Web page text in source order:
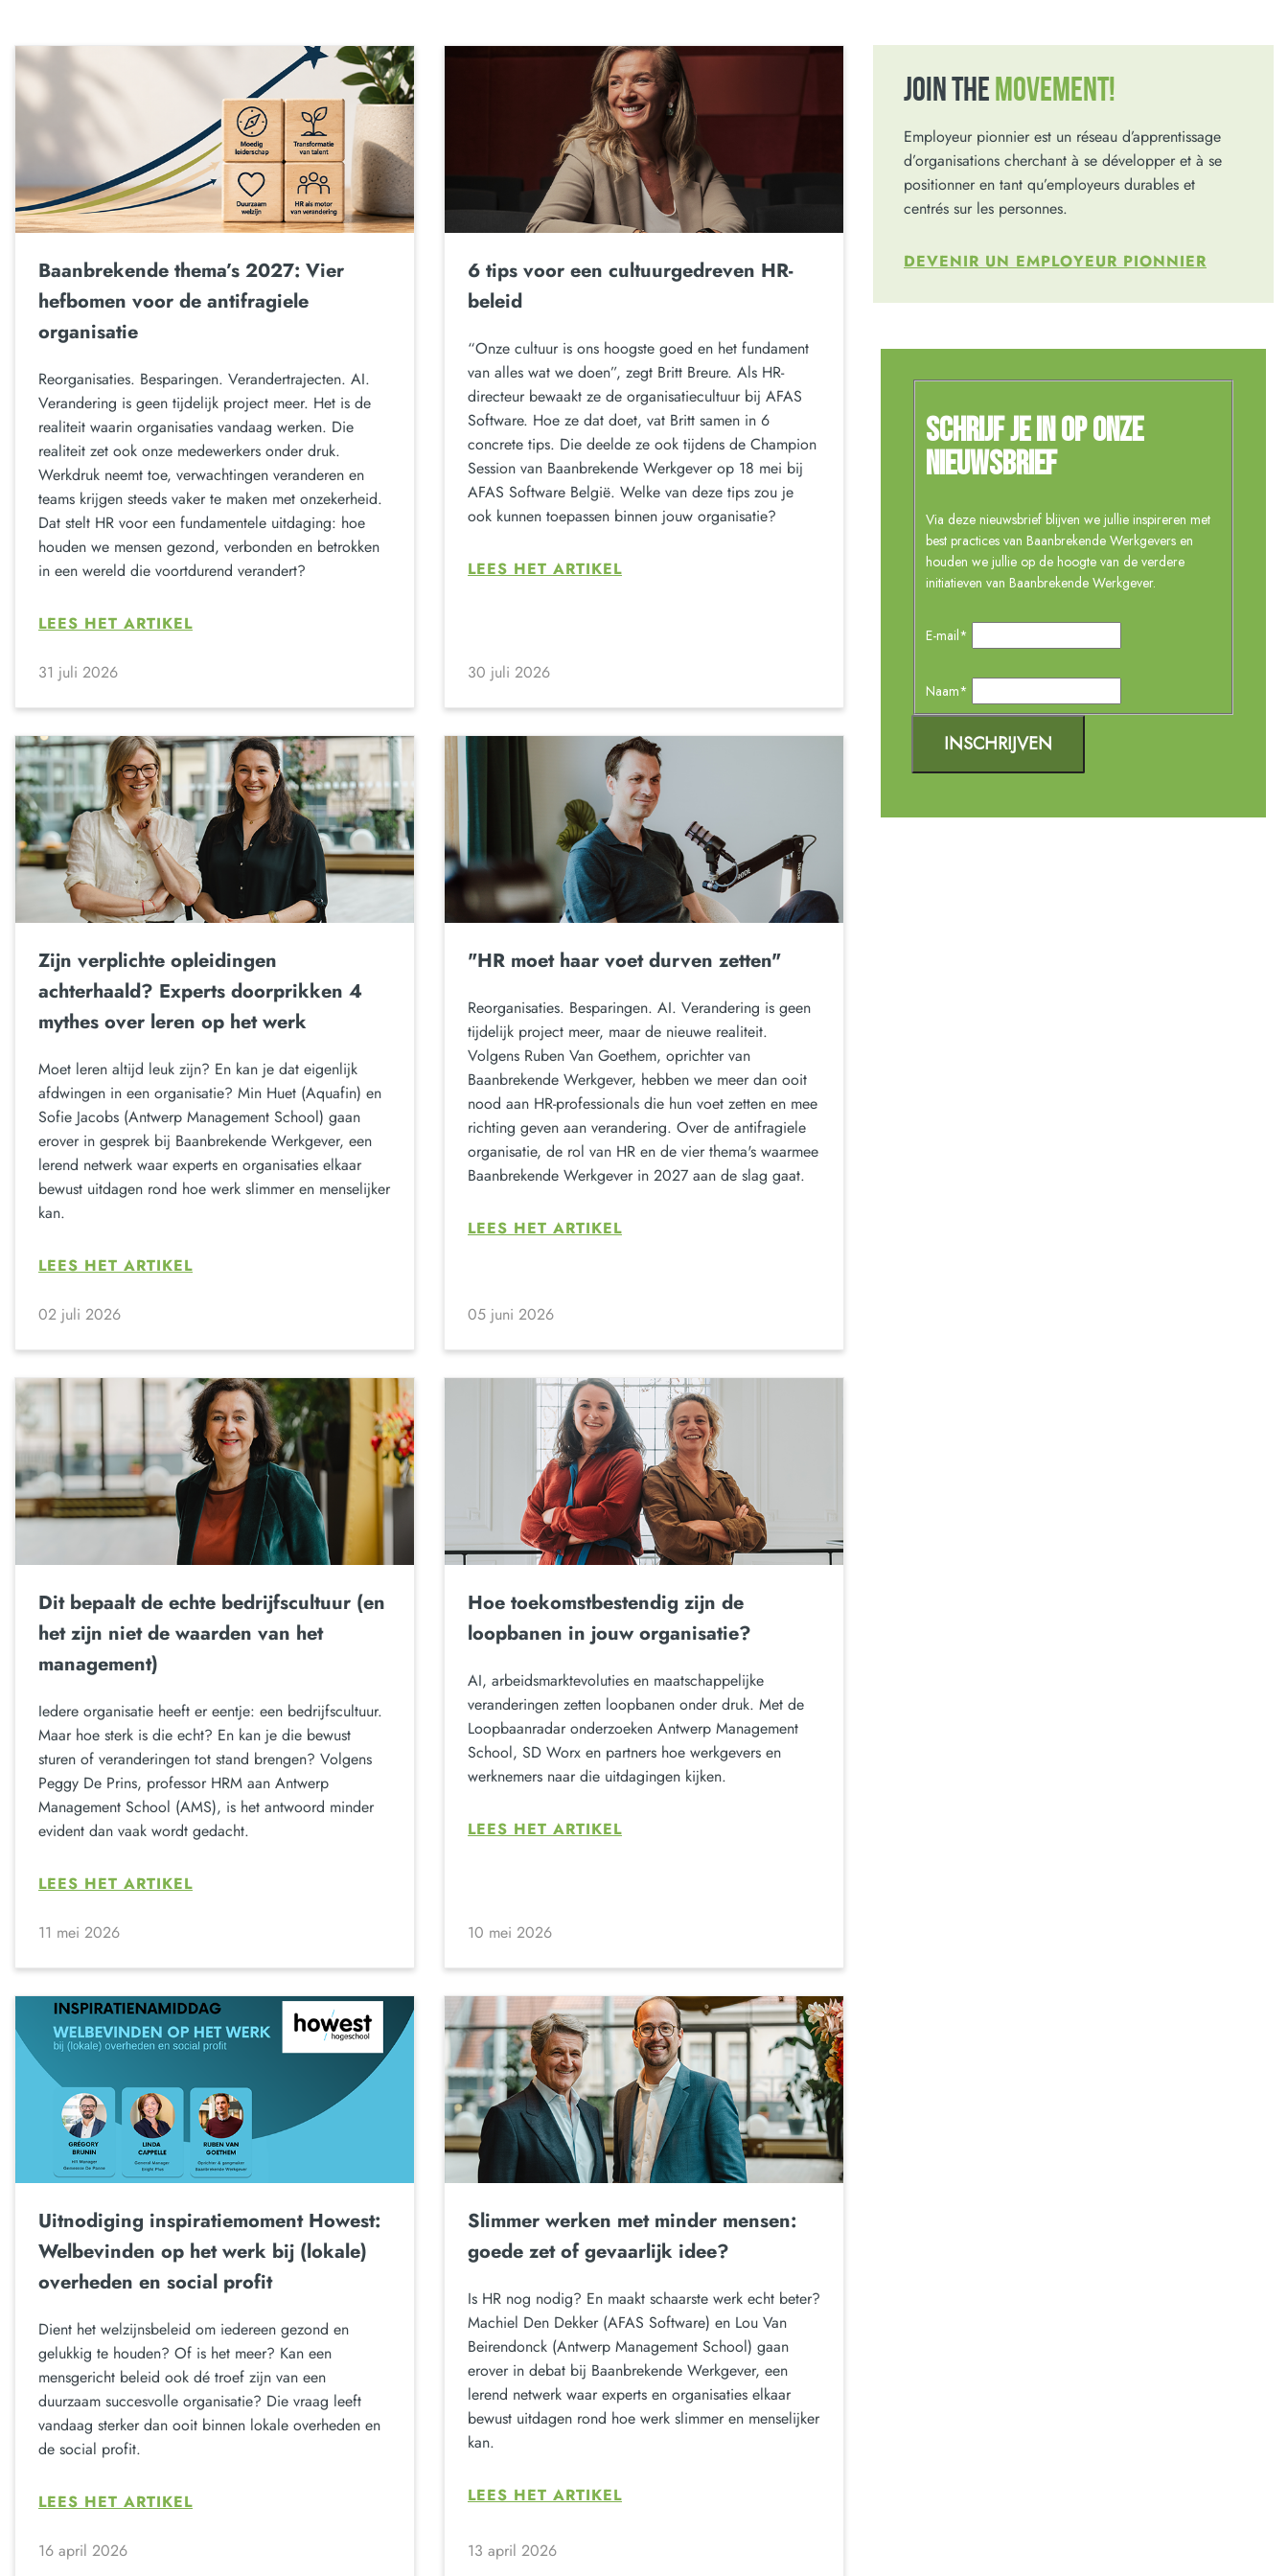
Baanbrekende thema’s 2027: Vier
hefbomen voor de antifragiele
organisatie
Reorganisaties. Besparingen. Verandertrajecten. AI.
Verandering is geen tijdelijk project meer. Het is de
realiteit waarin organisaties vandaag werken. Die
realiteit zet ook onze medewerkers onder druk.
Werkdruk neemt toe, verwachtingen veranderen en
teams krijgen steeds vaker te maken met onzekerheid.
Dat stelt HR voor een fundamentele uitdaging: hoe
houden we mensen gezond, verbonden en betrokken
in een wereld die voortdurend verandert?
LEES HET ARTIKEL
31 juli 2026
6 tips voor een cultuurgedreven HR-
beleid
“Onze cultuur is ons hoogste goed en het fundament
van alles wat we doen”, zegt Britt Breure. Als HR-
directeur bewaakt ze de organisatiecultuur bij AFAS
Software. Hoe ze dat doet, vat Britt samen in 6
concrete tips. Die deelde ze ook tijdens de Champion
Session van Baanbrekende Werkgever op 18 mei bij
AFAS Software België. Welke van deze tips zou je
ook kunnen toepassen binnen jouw organisatie?
LEES HET ARTIKEL
30 juli 2026
Zijn verplichte opleidingen
achterhaald? Experts doorprikken 4
mythes over leren op het werk
Moet leren altijd leuk zijn? En kan je dat eigenlijk
afdwingen in een organisatie? Min Huet (Aquafin) en
Sofie Jacobs (Antwerp Management School) gaan
erover in gesprek bij Baanbrekende Werkgever, een
lerend netwerk waar experts en organisaties elkaar
bewust uitdagen rond hoe werk slimmer en menselijker
kan.
LEES HET ARTIKEL
02 juli 2026
"HR moet haar voet durven zetten"
Reorganisaties. Besparingen. AI. Verandering is geen
tijdelijk project meer, maar de nieuwe realiteit.
Volgens Ruben Van Goethem, oprichter van
Baanbrekende Werkgever, hebben we meer dan ooit
nood aan HR-professionals die hun voet zetten en mee
richting geven aan verandering. Over de antifragiele
organisatie, de rol van HR en de vier thema's waarmee
Baanbrekende Werkgever in 2027 aan de slag gaat.
LEES HET ARTIKEL
05 juni 2026
Dit bepaalt de echte bedrijfscultuur (en
het zijn niet de waarden van het
management)
Iedere organisatie heeft er eentje: een bedrijfscultuur.
Maar hoe sterk is die echt? En kan je die bewust
sturen of veranderingen tot stand brengen? Volgens
Peggy De Prins, professor HRM aan Antwerp
Management School (AMS), is het antwoord minder
evident dan vaak wordt gedacht.
LEES HET ARTIKEL
11 mei 2026
Hoe toekomstbestendig zijn de
loopbanen in jouw organisatie?
AI, arbeidsmarktevoluties en maatschappelijke
veranderingen zetten loopbanen onder druk. Met de
Loopbaanradar onderzoeken Antwerp Management
School, SD Worx en partners hoe werkgevers en
werknemers naar die uitdagingen kijken.
LEES HET ARTIKEL
10 mei 2026
Uitnodiging inspiratiemoment Howest:
Welbevinden op het werk bij (lokale)
overheden en social profit
Dient het welzijnsbeleid om iedereen gezond en
gelukkig te houden? Of is het meer? Kan een
mensgericht beleid ook dé troef zijn van een
duurzaam succesvolle organisatie? Die vraag leeft
vandaag sterker dan ooit binnen lokale overheden en
de social profit.
LEES HET ARTIKEL
16 april 2026
Slimmer werken met minder mensen:
goede zet of gevaarlijk idee?
Is HR nog nodig? En maakt schaarste werk echt beter?
Machiel Den Dekker (AFAS Software) en Lou Van
Beirendonck (Antwerp Management School) gaan
erover in debat bij Baanbrekende Werkgever, een
lerend netwerk waar experts en organisaties elkaar
bewust uitdagen rond hoe werk slimmer en menselijker
kan.
LEES HET ARTIKEL
13 april 2026
JOIN THE MOVEMENT!
Employeur pionnier est un réseau d’apprentissage
d’organisations cherchant à se développer et à se
positionner en tant qu’employeurs durables et
centrés sur les personnes.
DEVENIR UN EMPLOYEUR PIONNIER